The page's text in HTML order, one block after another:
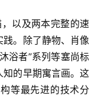
以及两本完整的速
。除了静物、肖像
浴者”系列等塞尚标
的早期寓言画。这
等最先进的技术分